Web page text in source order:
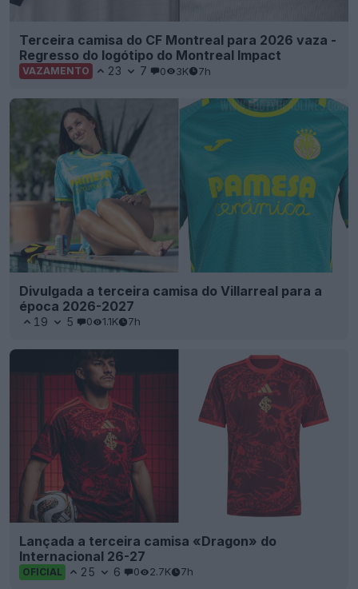
Terceira camisa do CF Montreal para 2026 vaza -
Regresso do logótipo do Montreal Impact
VAZAMENTO 23 7 0 3K 7h
Divulgada a terceira camisa do Villarreal para a
época 2026-2027
19 5 0 1.1K 7h
Lançada a terceira camisa «Dragon» do
Internacional 26-27
OFICIAL 25 6 0 2.7K 7h